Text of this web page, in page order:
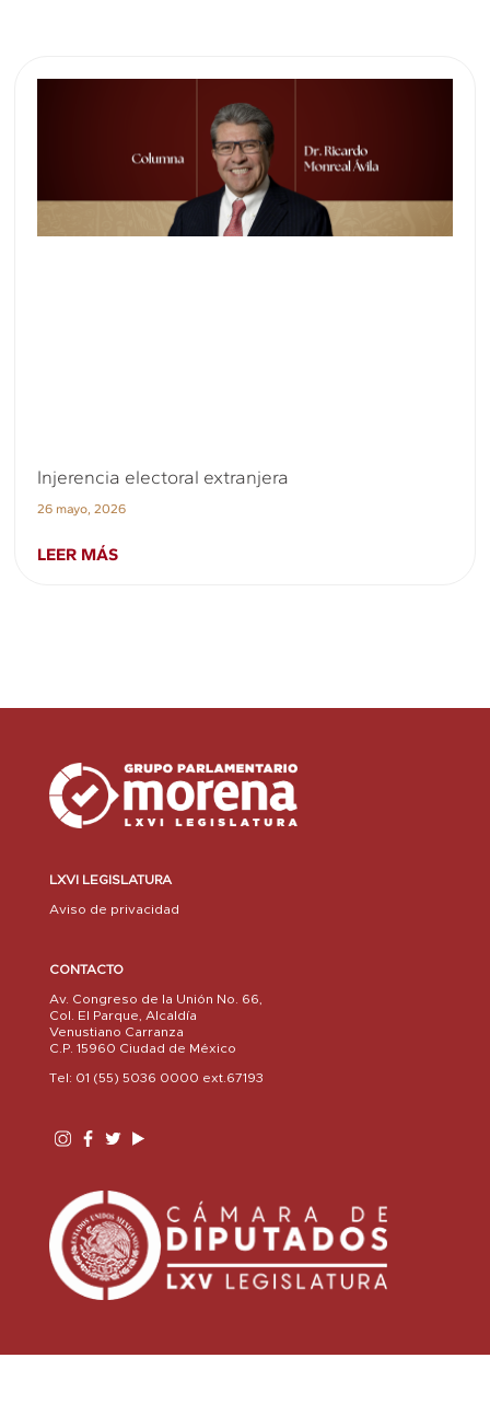
Injerencia electoral extranjera
26 mayo, 2026
LEER MÁS
LXVI LEGISLATURA
Aviso de privacidad
CONTACTO
Av. Congreso de la Unión No. 66,
Col. El Parque, Alcaldía
Venustiano Carranza
C.P. 15960 Ciudad de México
Tel: 01 (55) 5036 0000 ext.67193